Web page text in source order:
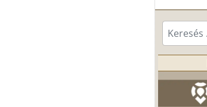
Keresés...